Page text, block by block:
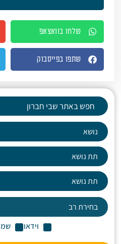
שלחו בוואצאפ
שתפו בפייסבוק
וידאו